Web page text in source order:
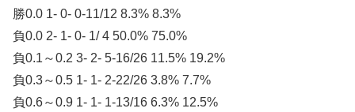
勝0.0 1- 0- 0-11/12 8.3% 8.3%
負0.0 2- 1- 0- 1/ 4 50.0% 75.0%
負0.1～0.2 3- 2- 5-16/26 11.5% 19.2%
負0.3～0.5 1- 1- 2-22/26 3.8% 7.7%
負0.6～0.9 1- 1- 1-13/16 6.3% 12.5%